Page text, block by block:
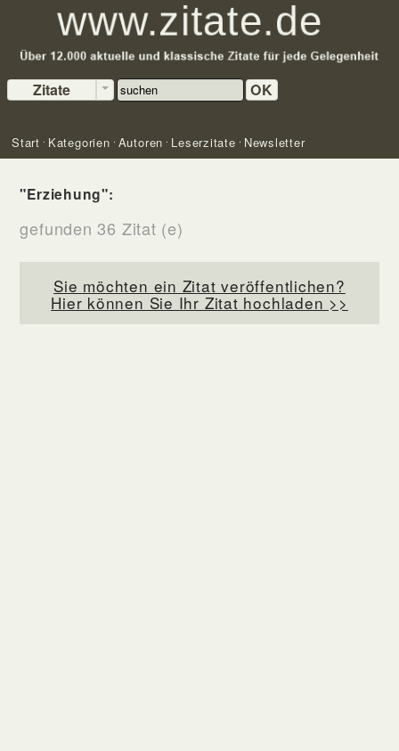
Zitate OK
Start Kategorien Autoren Leserzitate Newsletter
"Erziehung":
gefunden 36 Zitat (e)
Sie möchten ein Zitat veröffentlichen?
Hier können Sie Ihr Zitat hochladen >>